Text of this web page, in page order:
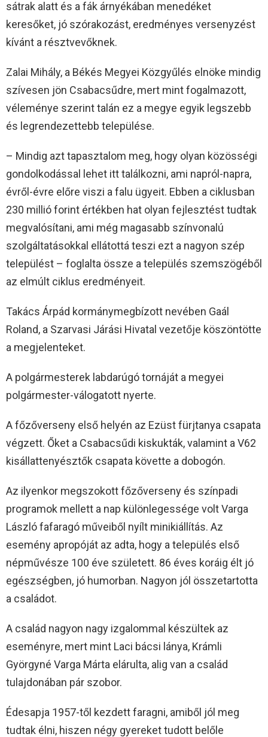
sátrak alatt és a fák árnyékában menedéket
keresőket, jó szórakozást, eredményes versenyzést
kívánt a résztvevőknek.
Zalai Mihály, a Békés Megyei Közgyűlés elnöke mindig
szívesen jön Csabacsűdre, mert mint fogalmazott,
véleménye szerint talán ez a megye egyik legszebb
és legrendezettebb települése.
– Mindig azt tapasztalom meg, hogy olyan közösségi
gondolkodással lehet itt találkozni, ami napról-napra,
évről-évre előre viszi a falu ügyeit. Ebben a ciklusban
230 millió forint értékben hat olyan fejlesztést tudtak
megvalósítani, ami még magasabb színvonalú
szolgáltatásokkal ellátottá teszi ezt a nagyon szép
települést – foglalta össze a település szemszögéből
az elmúlt ciklus eredményeit.
Takács Árpád kormánymegbízott nevében Gaál
Roland, a Szarvasi Járási Hivatal vezetője köszöntötte
a megjelenteket.
A polgármesterek labdarúgó tornáját a megyei
polgármester-válogatott nyerte.
A főzőverseny első helyén az Ezüst fürjtanya csapata
végzett. Őket a Csabacsűdi kiskukták, valamint a V62
kisállattenyésztők csapata követte a dobogón.
Az ilyenkor megszokott főzőverseny és színpadi
programok mellett a nap különlegessége volt Varga
László fafaragó műveiből nyílt minikiállítás. Az
esemény apropóját az adta, hogy a település első
népművésze 100 éve született. 86 éves koráig élt jó
egészségben, jó humorban. Nagyon jól összetartotta
a családot.
A család nagyon nagy izgalommal készültek az
eseményre, mert mint Laci bácsi lánya, Krámli
Györgyné Varga Márta elárulta, alig van a család
tulajdonában pár szobor.
Édesapja 1957-től kezdett faragni, amiből jól meg
tudtak élni, hiszen négy gyereket tudott belőle